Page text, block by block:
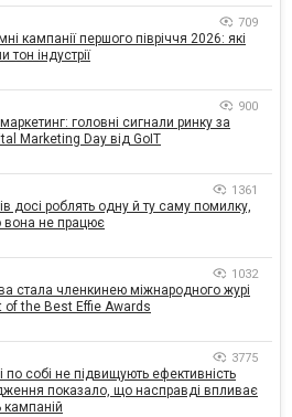
709
кампанії першого півріччя 2026: які
індустрії
900
головні сигнали ринку за
Marketing Day від GoIT
1361
досі роблять одну й ту саму помилку,
вона не працює
1032
стала членкинею міжнародного журі
of the Best Effie Awards
3775
по собі не підвищують ефективність
показало, що насправді впливає
кампаній